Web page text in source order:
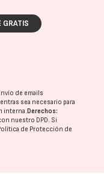
GRATIS
de emails
sea necesario para
interna.Derechos:
nuestro DPD. Si
de Protección de